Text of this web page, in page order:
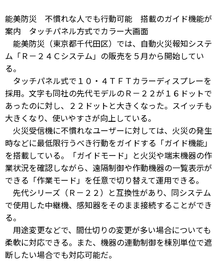
能美防災 不慣れな人でも行動可能 搭載のガイド機能が
案内 タッチパネル方式でカラー大画面
能美防災（東京都千代田区）では、自動火災報知システ
ム「Ｒ－２４Ｃシステム」の販売を５月から開始してい
る。
タッチパネル式で１０・４ＴＦＴカラーディスプレーを
採用。文字も同社の先代モデルのＲ－２２が１６ドットで
あったのに対し、２２ドットと大きくなった。スイッチも
大きくなり、使いやすさが向上している。
火災受信機に不慣れなユーザーに対しては、火災の発生
時などに最低限行うべき行動をガイドする「ガイド機能」
を搭載している。「ガイドモード」と火災や端末機器の作
業状況を確認しながら、遠隔制御や作動機器の一覧表示が
できる「作業モード」を任意で切り替えて運用できる。
先代シリーズ（Ｒ－２２）と互換性があり、同システム
で使用した中継機、感知器をそのまま接続することができ
る。
用途変更などで、間仕切りの変更が多い場合についても
柔軟に対応できる。また、機器の連動制御を棟別単位で遮
断したい場合でも対応可能だ。